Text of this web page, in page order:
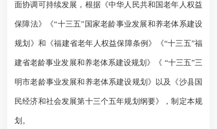
面协调可持续发展，根据《中华人民共和国老年人权益
保障法》《“十三五”国家老龄事业发展和养老体系建设
规划》和《福建省老年人权益保障条例》《“十三五”福
建省老龄事业发展和养老体系建设规划》《 “十三五”三
明市老龄事业发展和养老体系建设规划》以及《沙县国
民经济和社会发展第十三个五年规划纲要》，制定本规
划。